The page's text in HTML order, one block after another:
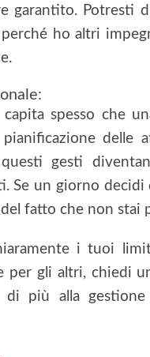
garantito. Potresti
ho altri
capita spesso che
delle
gesti
Se un giorno
fatto che non stai
i tuoi
per gli altri, chiedi
di più alla